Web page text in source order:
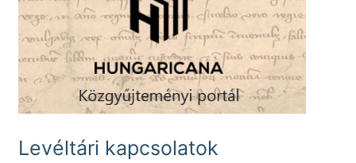
Levéltári kapcsolatok